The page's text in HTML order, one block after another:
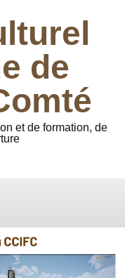
de
et de formation, de